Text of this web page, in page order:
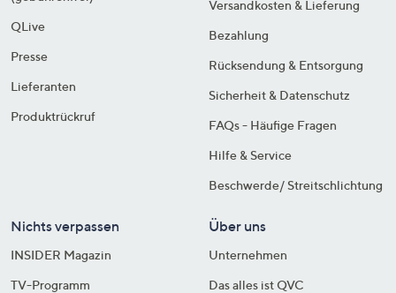
QLive
Presse
Lieferanten
Produktrückruf
Versandkosten & Lieferung
Bezahlung
Rücksendung & Entsorgung
Sicherheit & Datenschutz
FAQs - Häufige Fragen
Hilfe & Service
Beschwerde/ Streitschlichtung
Nichts verpassen
INSIDER Magazin
TV-Programm
Über uns
Unternehmen
Das alles ist QVC